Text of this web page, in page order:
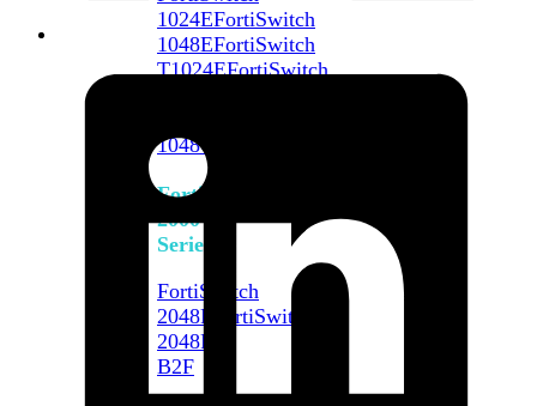
1024EFortiSwitch
1048EFortiSwitch
T1024EFortiSwitch
1048G
FortiSwitch
2000
Series
FortiSwitch
2048F
FortiSwitch
2048F-
B2F